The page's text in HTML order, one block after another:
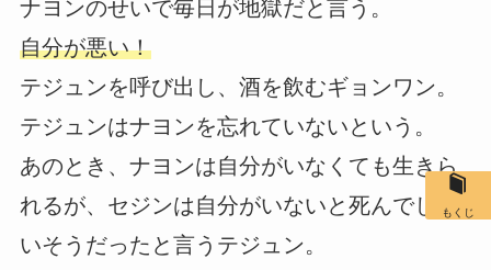
ナヨンのせいで毎日が地獄だと言う。
自分が悪い！
テジュンを呼び出し、酒を飲むギョンワン。
テジュンはナヨンを忘れていないという。
あのとき、ナヨンは自分がいなくても生きら
れるが、セジンは自分がいないと死んでしま
いそうだったと言うテジュン。
もくじ